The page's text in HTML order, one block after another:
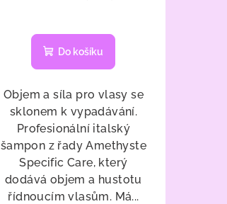
Do košíku
Objem a síla pro vlasy se
sklonem k vypadávání.
Profesionální italský
šampon z řady Amethyste
Specific Care, který
dodává objem a hustotu
řídnoucím vlasům. Má...